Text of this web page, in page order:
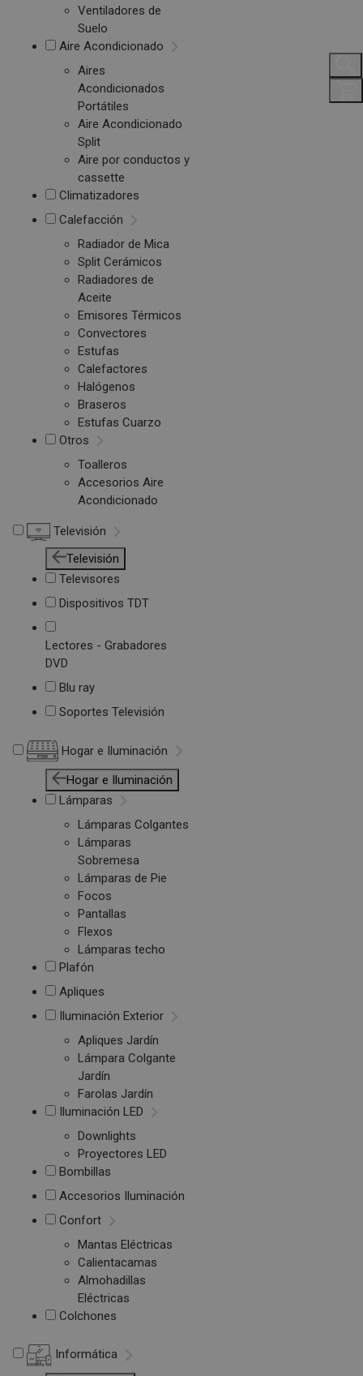
Ventiladores de
Suelo
Aire Acondicionado
Aires
Acondicionados
Portátiles
Aire Acondicionado
Split
Aire por conductos y
cassette
Climatizadores
Calefacción
Radiador de Mica
Split Cerámicos
Radiadores de
Aceite
Emisores Térmicos
Convectores
Estufas
Calefactores
Halógenos
Braseros
Estufas Cuarzo
Otros
Toalleros
Accesorios Aire
Acondicionado
Televisión
Televisión
Televisores
Dispositivos TDT
Lectores - Grabadores
DVD
Blu ray
Soportes Televisión
Hogar e Iluminación
Hogar e Iluminación
Lámparas
Lámparas Colgantes
Lámparas
Sobremesa
Lámparas de Pie
Focos
Pantallas
Flexos
Lámparas techo
Plafón
Apliques
Iluminación Exterior
Apliques Jardín
Lámpara Colgante
Jardín
Farolas Jardín
Iluminación LED
Downlights
Proyectores LED
Bombillas
Accesorios Iluminación
Confort
Mantas Eléctricas
Calientacamas
Almohadillas
Eléctricas
Colchones
Informática